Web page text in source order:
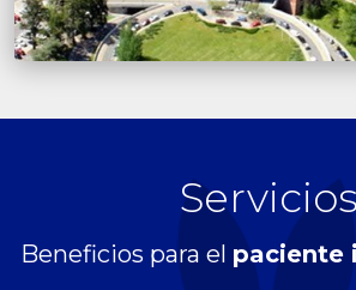
Servicios
Beneficios para el paciente